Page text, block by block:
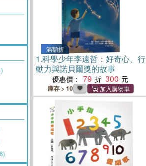
滿額折
1.科學少年李遠哲：好奇心、行
動力與諾貝爾獎的故事
優惠價： 79 300
庫存 > 10